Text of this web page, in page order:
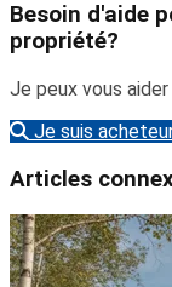
Besoin d'aide
propriété?
Je peux vous
Je suis
Articles